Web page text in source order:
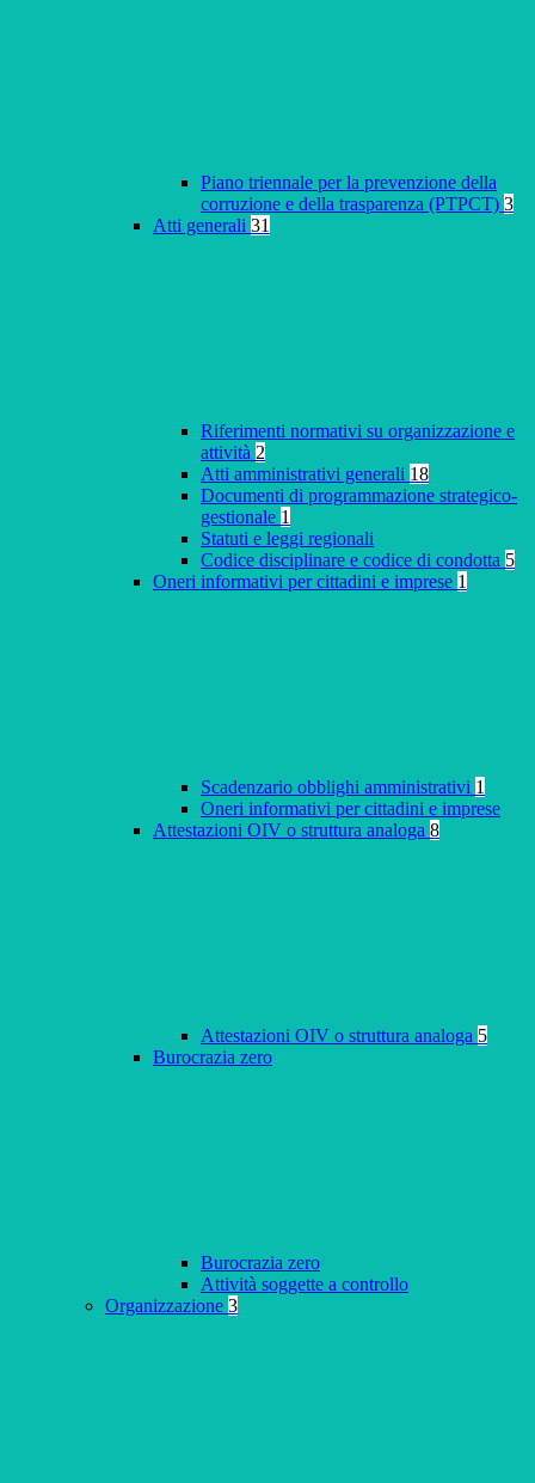
Piano triennale per la prevenzione della
corruzione e della trasparenza (PTPCT) 3
Atti generali 31
Riferimenti normativi su organizzazione e
attività 2
Atti amministrativi generali 18
Documenti di programmazione strategico-
gestionale 1
Statuti e leggi regionali
Codice disciplinare e codice di condotta 5
Oneri informativi per cittadini e imprese 1
Scadenzario obblighi amministrativi 1
Oneri informativi per cittadini e imprese
Attestazioni OIV o struttura analoga 8
Attestazioni OIV o struttura analoga 5
Burocrazia zero
Burocrazia zero
Attività soggette a controllo
Organizzazione 3